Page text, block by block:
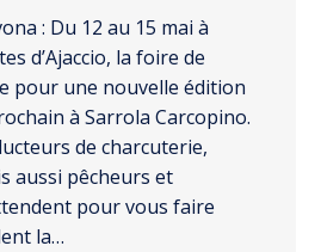
: Du 12 au 15 mai à
d’Ajaccio, la foire de
pour une nouvelle édition
à Sarrola Carcopino.
de charcuterie,
aussi pêcheurs et
pour vous faire
la…